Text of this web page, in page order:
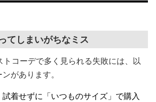
てしまいがちなミス
トコーデで多く見られる失敗には、以
があります。
試着せずに「いつものサイズ」で購入